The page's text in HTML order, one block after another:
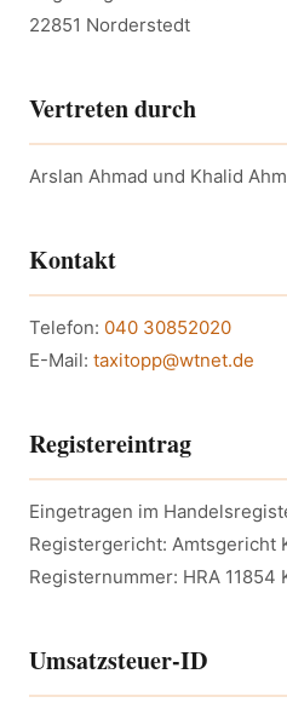
22851 Norderstedt
Vertreten durch
Arslan Ahmad und Khalid
Kontakt
Telefon: 040 30852020
E-Mail: taxitopp@wtnet.de
Registereintrag
Eingetragen im
Registergericht: Amtsgericht
Registernummer: HRA 11854
Umsatzsteuer-ID